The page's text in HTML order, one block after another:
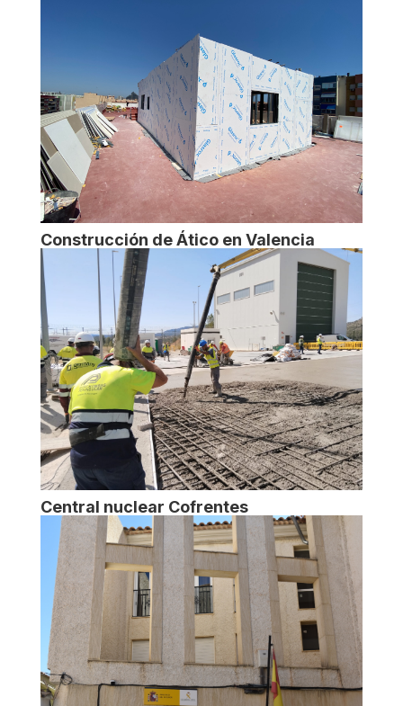
Construcción de Ático en Valencia
Central nuclear Cofrentes